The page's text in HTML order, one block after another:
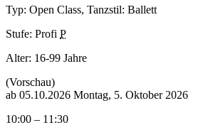
Typ: Open Class, Tanzstil: Ballett
Stufe: Profi P
Alter: 16-99 Jahre
(Vorschau)
ab 05.10.2026 Montag, 5. Oktober 2026
10:00 – 11:30